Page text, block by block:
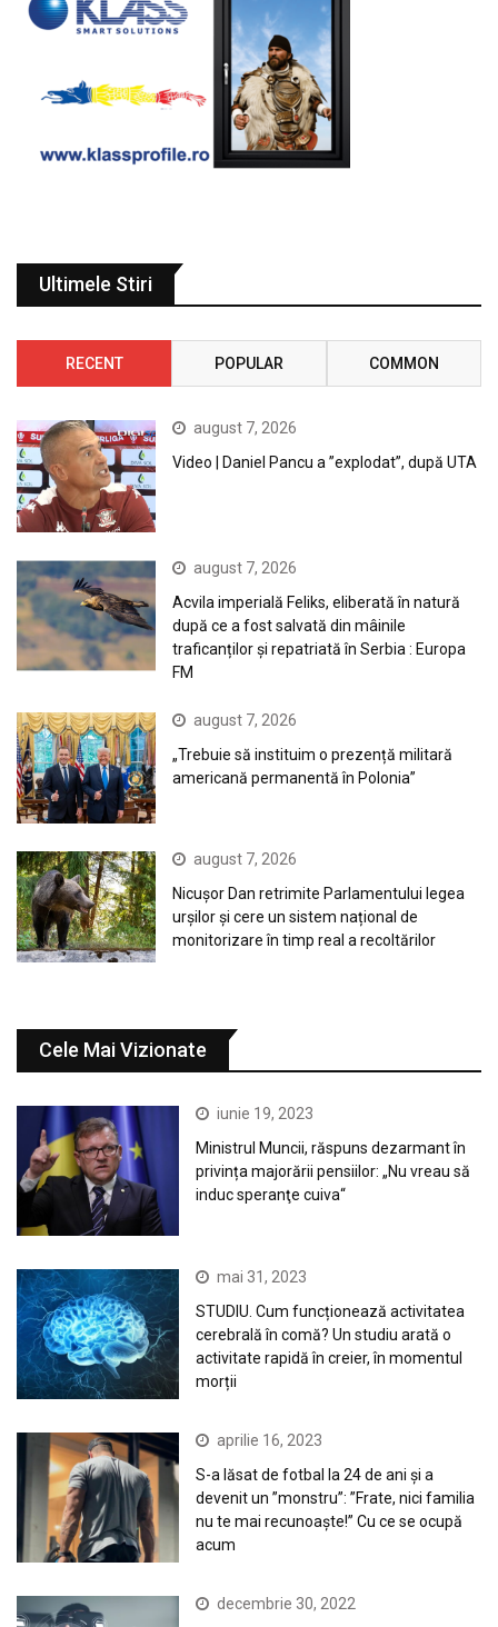
Ultimele Stiri
RECENT POPULAR COMMON
august 7, 2026
Video | Daniel Pancu a ”explodat”, după UTA
august 7, 2026
Acvila imperială Feliks, eliberată în natură
după ce a fost salvată din mâinile
traficanților și repatriată în Serbia : Europa
FM
august 7, 2026
„Trebuie să instituim o prezență militară
americană permanentă în Polonia”
august 7, 2026
Nicușor Dan retrimite Parlamentului legea
urșilor și cere un sistem național de
monitorizare în timp real a recoltărilor
Cele Mai Vizionate
iunie 19, 2023
Ministrul Muncii, răspuns dezarmant în
privința majorării pensiilor: „Nu vreau să
induc speranţe cuiva“
mai 31, 2023
STUDIU. Cum funcționează activitatea
cerebrală în comă? Un studiu arată o
activitate rapidă în creier, în momentul
morții
aprilie 16, 2023
S-a lăsat de fotbal la 24 de ani și a
devenit un ”monstru”: ”Frate, nici familia
nu te mai recunoaște!” Cu ce se ocupă
acum
decembrie 30, 2022